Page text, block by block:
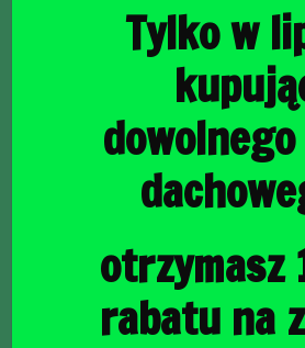
Torby do bagażnika
2023 TORBY DO BAGAŻNIKA 4 SZT
MINI
PHEV 2017-
Tylko w
otrzymasz
rabatu na